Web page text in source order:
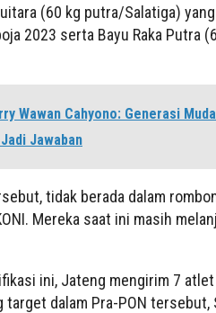
(60 kg putra/Salatiga)
2023 serta Bayu Raka Putra
Wawan Cahyono: Generasi
Jawaban
tidak berada dalam
Mereka saat ini masih
ini, Jateng mengirim 7
target dalam Pra-PON